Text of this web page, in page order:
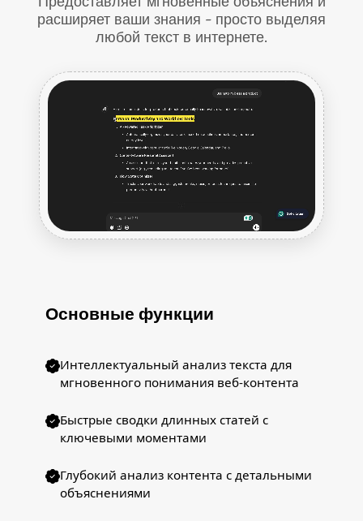
расширяет ваши знания - просто выделяя
любой текст в интернете.
Основные функции
Интеллектуальный анализ текста для
мгновенного понимания веб-контента
Быстрые сводки длинных статей с
ключевыми моментами
Глубокий анализ контента с детальными
объяснениями